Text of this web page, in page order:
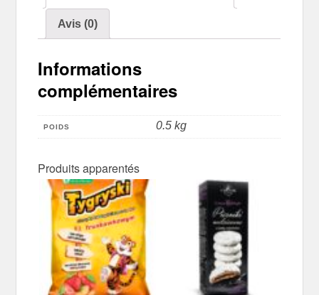
Avis (0)
Informations
complémentaires
POIDS 0.5 kg
Produits apparentés